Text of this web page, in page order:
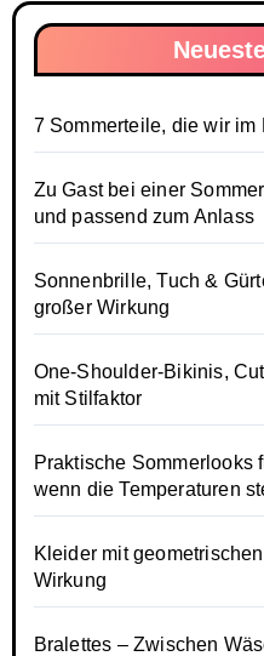
7 Sommerteile, die wir im
Zu Gast bei einer
und passend zum Anlass
Sonnenbrille, Tuch &
großer Wirkung
One-Shoulder-Bikinis,
mit Stilfaktor
Praktische Sommerlooks
wenn die Temperaturen
Kleider mit
Wirkung
Bralettes – Zwischen